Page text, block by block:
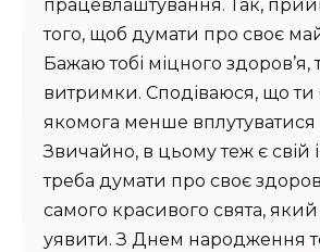
працевлаштування. Так,
того, щоб думати про своє
Бажаю тобі міцного здоров’я,
витримки. Сподіваюся, що ти
якомога менше
Звичайно, в цьому теж є свій
треба думати про своє
самого красивого свята, який
уявити. З Днем народження